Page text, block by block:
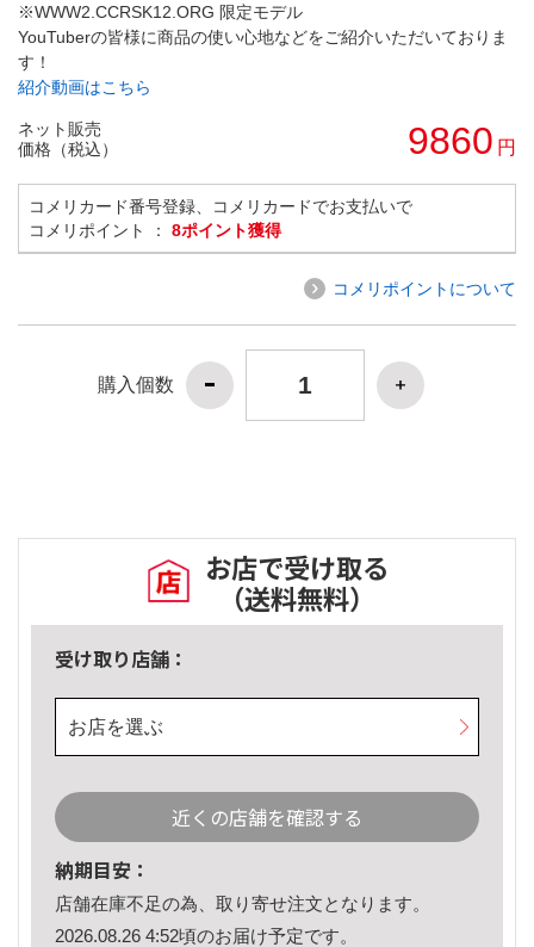
※WWW2.CCRSK12.ORG 限定モデル
YouTuberの皆様に商品の使い心地などをご紹介いただいておりま
す！
紹介動画はこちら
ネット販売
価格（税込）
9860 円
コメリカード番号登録、コメリカードでお支払いで
コメリポイント ： 8ポイント獲得
コメリポイントについて
購入個数
お店で受け取る
（送料無料）
受け取り店舗：
お店を選ぶ
近くの店舗を確認する
納期目安：
店舗在庫不足の為、取り寄せ注文となります。
2026.08.26 4:52頃のお届け予定です。